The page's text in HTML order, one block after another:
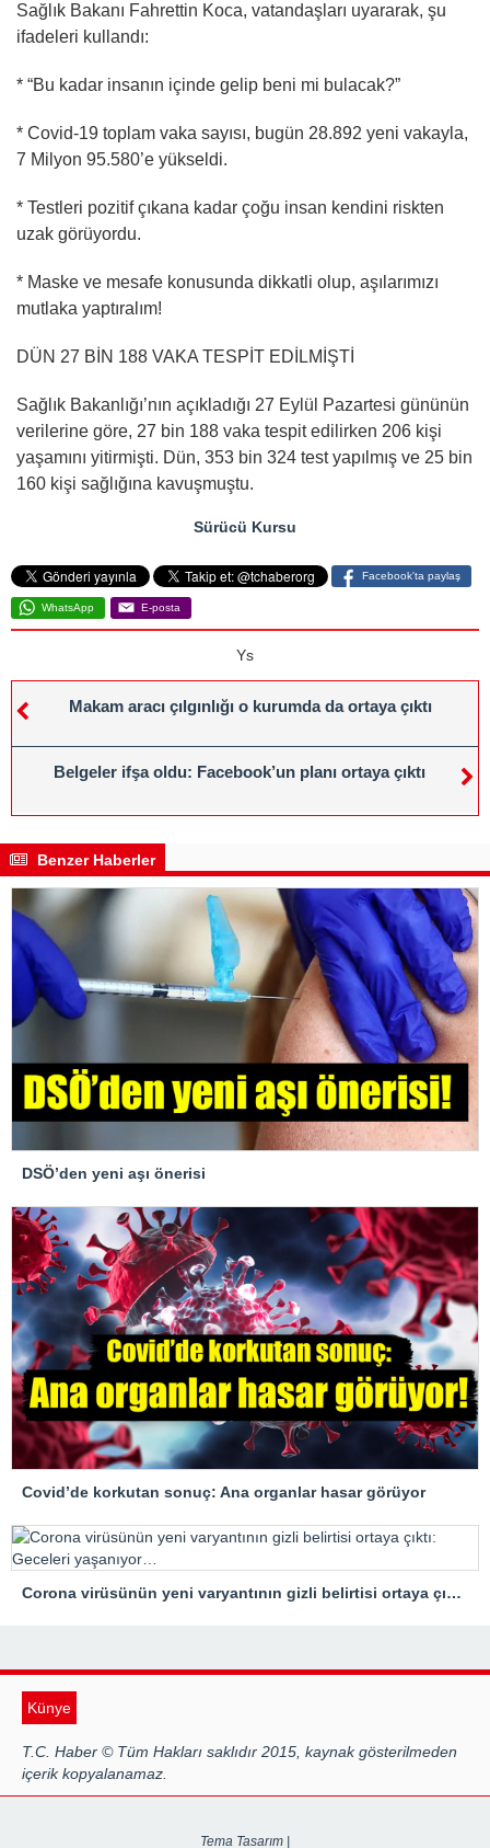
Sağlık Bakanı Fahrettin Koca, vatandaşları uyararak, şu
ifadeleri kullandı:
* “Bu kadar insanın içinde gelip beni mi bulacak?”
* Covid-19 toplam vaka sayısı, bugün 28.892 yeni vakayla,
7 Milyon 95.580’e yükseldi.
* Testleri pozitif çıkana kadar çoğu insan kendini riskten
uzak görüyordu.
* Maske ve mesafe konusunda dikkatli olup, aşılarımızı
mutlaka yaptıralım!
DÜN 27 BİN 188 VAKA TESPİT EDİLMİŞTİ
Sağlık Bakanlığı’nın açıkladığı 27 Eylül Pazartesi gününün
verilerine göre, 27 bin 188 vaka tespit edilirken 206 kişi
yaşamını yitirmişti. Dün, 353 bin 324 test yapılmış ve 25 bin
160 kişi sağlığına kavuşmuştu.
Sürücü Kursu
Facebook'ta paylaş
WhatsApp E-posta
Ys
Makam aracı çılgınlığı o kurumda da ortaya çıktı
Belgeler ifşa oldu: Facebook’un planı ortaya çıktı
Benzer Haberler
DSÖ’den yeni aşı önerisi
Covid’de korkutan sonuç: Ana organlar hasar görüyor
Corona virüsünün yeni varyantının gizli belirtisi ortaya çıktı: Geceleri yaşanıyor…
Künye
T.C. Haber © Tüm Hakları saklıdır 2015, kaynak gösterilmeden
içerik kopyalanamaz.
Tema Tasarım |